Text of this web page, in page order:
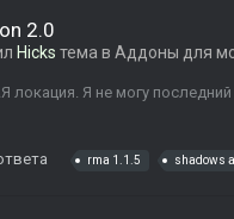
2.0
Hicks тема в Аддоны для
Я не могу
rma 1.1.5 shadows